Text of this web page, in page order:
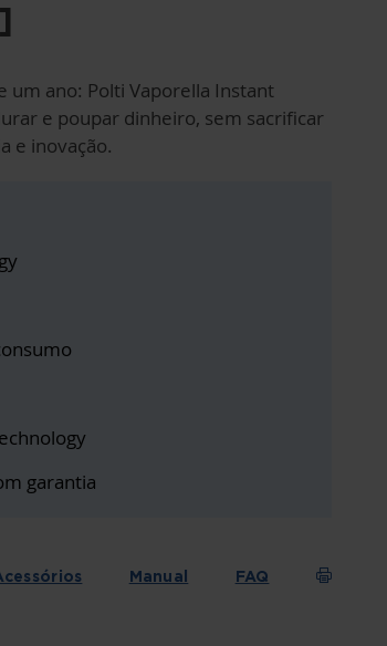
um ano: Polti Vaporella Instant
e poupar dinheiro, sem sacrificar
e inovação.
garantia
Manual FAQ